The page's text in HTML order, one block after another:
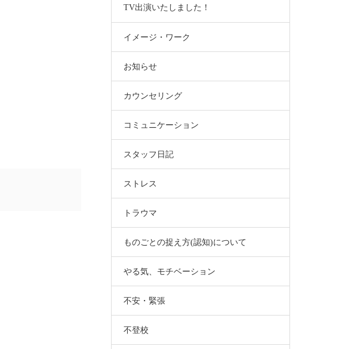
TV出演いたしました！
イメージ・ワーク
お知らせ
カウンセリング
コミュニケーション
スタッフ日記
ストレス
トラウマ
ものごとの捉え方(認知)について
やる気、モチベーション
不安・緊張
不登校